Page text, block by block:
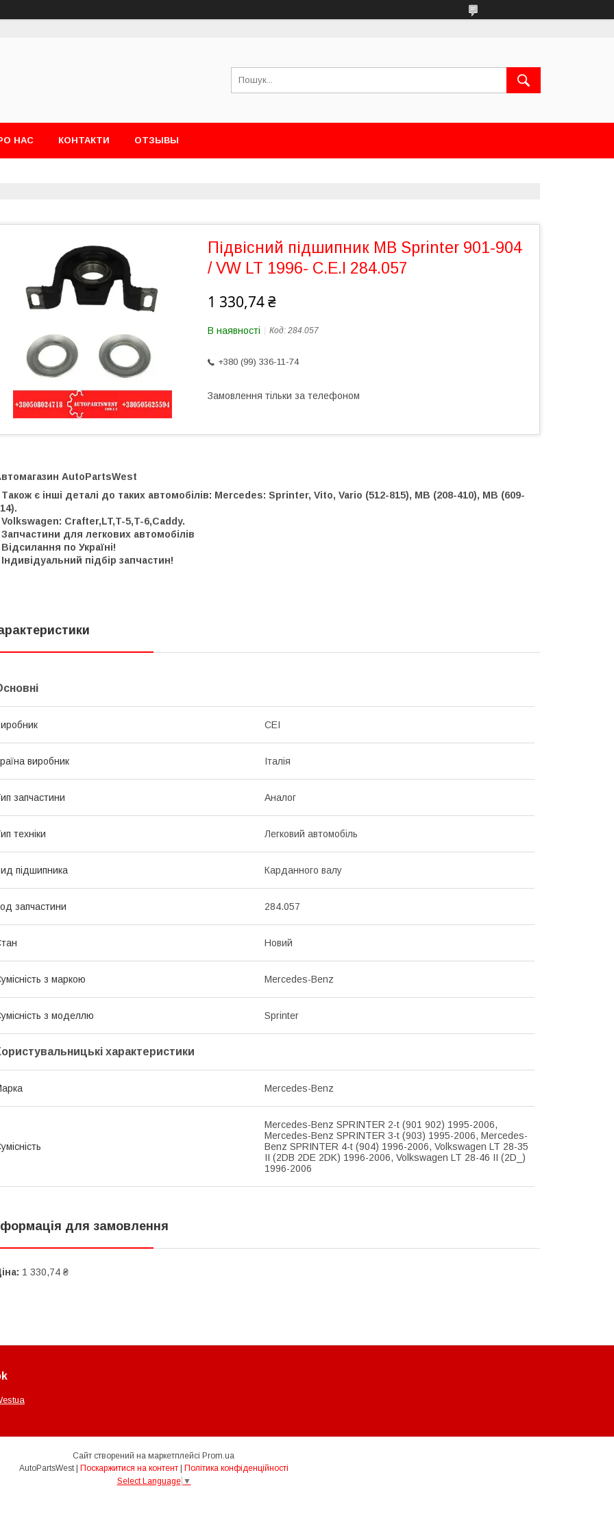
НАС КОНТАКТИ ОТЗЫВЫ
Підвісний підшипник MB Sprinter 901-904
/ VW LT 1996- C.E.I 284.057
1 330,74 ₴
В наявності Код: 284.057
+380 (99) 336-11-74
Замовлення тільки за телефоном
AutoPartsWest
є інші деталі до таких автомобілів: Mercedes: Sprinter, Vito, Vario (512-815), MB (208-410), MB (609-
Crafter,LT,T-5,T-6,Caddy.
для легкових автомобілів
по Україні!
підбір запчастин!
CEI
виробник Італія
запчастини Аналог
техніки Легковий автомобіль
підшипника Карданного валу
запчастини 284.057
Новий
з маркою Mercedes-Benz
з моделлю Sprinter
характеристики
Mercedes-Benz
Mercedes-Benz SPRINTER 2-t (901 902) 1995-2006,
Mercedes-Benz SPRINTER 3-t (903) 1995-2006, Mercedes-
Benz SPRINTER 4-t (904) 1996-2006, Volkswagen LT 28-35
II (2DB 2DE 2DK) 1996-2006, Volkswagen LT 28-46 II (2D_)
1996-2006
для замовлення
1 330,74 ₴
Сайт створений на маркетплейсі Prom.ua
Поскаржитися на контент
Політика конфіденційності
Select Language ▼